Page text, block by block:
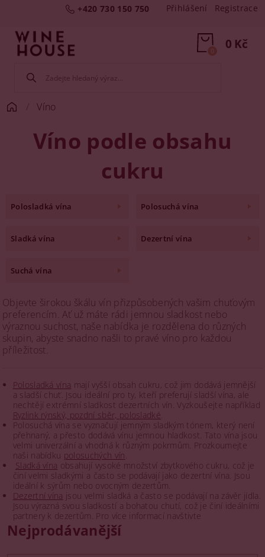
+420 730 150 750 Přihlášení Registrace
0 Kč
0
Víno
Víno podle obsahu
cukru
Polosladká vína Polosuchá vína
Sladká vína Dezertní vína
Suchá vína
Objevte širokou škálu vín přizpůsobených vašim chuťovým
preferencím. Ať už máte rádi jemnou sladkost nebo
výraznou suchost, naše nabídka je rozdělena do různých
skupin, abyste snadno našli to pravé víno pro každou
příležitost.
Polosladká vína mají vyšší obsah cukru, což jim dodává jemnější
a sladší chuť. Jsou ideální pro ty, kteří preferují sladší vína, ale
nechtějí extrémní sladkost dezertních vín. Vyzkoušejte například
Ryzlink rýnský, pozdní sběr, polosladké.
Polosuchá vína se vyznačují jemným sladkým tónem, který není
přehnaný, a přesto dodává vínu jemnou hladkost. Tato vína jsou
velmi univerzální a vhodná k různým pokrmům. Prozkoumejte
naši nabídku polosuchých vín.
Sladká vína obsahují vysoké množství zbytkového cukru, což je
činí velmi sladkými a často se podávají jako dezertní vína. Jsou
ideální k sýrům nebo ovocným dezertům.
Dezertní vína jsou velmi sladká a často se podávají na závěr jídla.
Jsou výrazná svou sladkostí a bohatou chutí, což je činí ideálními
partnery k dezertům. Pro více informací navštivte
Nejprodávanější